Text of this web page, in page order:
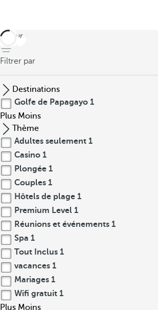
retour
Filtrer par
Destinations
Golfe de Papagayo 1
Plus Moins
Thème
Adultes seulement 1
Casino 1
Plongée 1
Couples 1
Hôtels de plage 1
Premium Level 1
Réunions et événements 1
Spa 1
Tout Inclus 1
vacances 1
Mariages 1
Wifi gratuit 1
Plus Moins